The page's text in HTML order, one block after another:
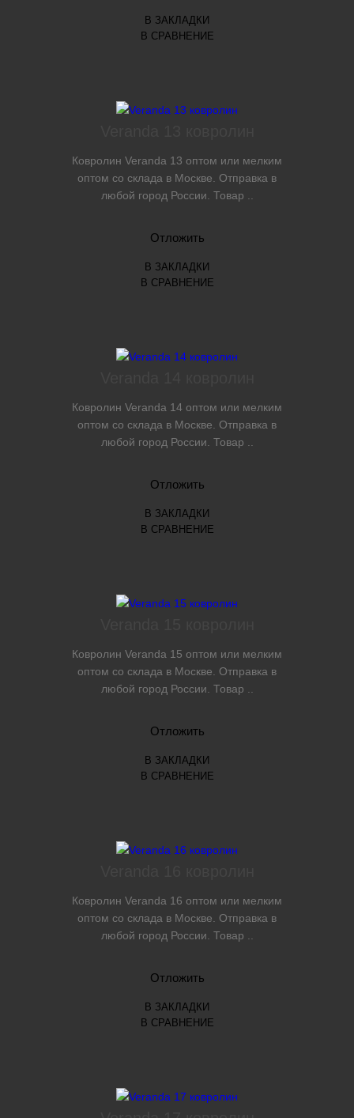
В ЗАКЛАДКИ
В СРАВНЕНИЕ
Ковролин Veranda 13 оптом или мелким
оптом со склада в Москве. Отправка в
любой город России. Товар ..
Отложить
В ЗАКЛАДКИ
В СРАВНЕНИЕ
Ковролин Veranda 14 оптом или мелким
оптом со склада в Москве. Отправка в
любой город России. Товар ..
Отложить
В ЗАКЛАДКИ
В СРАВНЕНИЕ
Ковролин Veranda 15 оптом или мелким
оптом со склада в Москве. Отправка в
любой город России. Товар ..
Отложить
В ЗАКЛАДКИ
В СРАВНЕНИЕ
Ковролин Veranda 16 оптом или мелким
оптом со склада в Москве. Отправка в
любой город России. Товар ..
Отложить
В ЗАКЛАДКИ
В СРАВНЕНИЕ